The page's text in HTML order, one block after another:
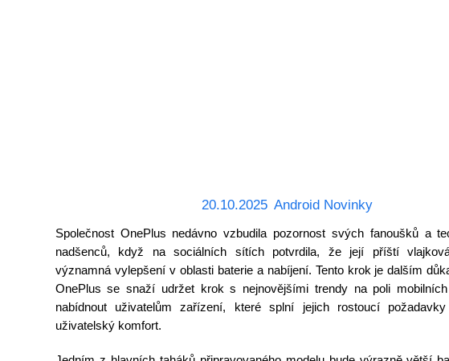
20.10.2025 Android Novinky
Společnost OnePlus nedávno vzbudila pozornost svých fanoušků a
nadšenců, když na sociálních sítích potvrdila, že její příští
významná vylepšení v oblasti baterie a nabíjení. Tento krok je dalším
OnePlus se snaží udržet krok s nejnovějšími trendy na poli
nabídnout uživatelům zařízení, které splní jejich rostoucí
uživatelský komfort.